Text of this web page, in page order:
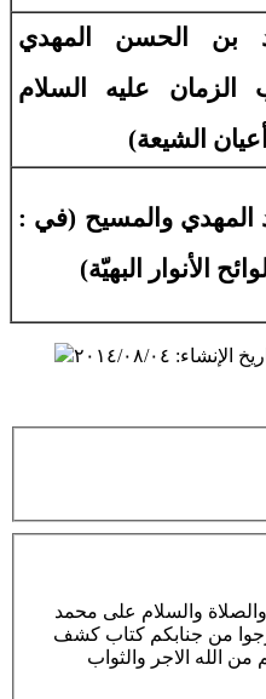
بن الحسن المهدي
عليه السلام
الشيعة)
المهدي والمسيح (في :
الأنوار البهيّة)
الإنشاء: ٢٠١٤/٠٨/٠٤
والسلام على محمد
من جنابكم كتاب كشف
الله الاجر والثواب